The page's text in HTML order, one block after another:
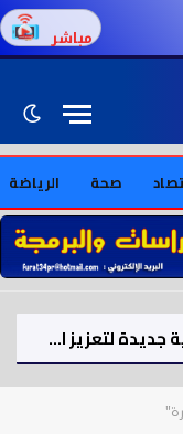
مباشر
صحة الرياضة
«سبيس إكس» : تطلق 3 أقمار اصطناعية جديدة لتعزيز الاتصالات الفضائية